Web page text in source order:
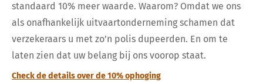
standaard 10% meer waarde. Waarom? Omdat we ons
als onafhankelijk uitvaartonderneming schamen dat
verzekeraars u met zo’n polis dupeerden. En om te
laten zien dat uw belang bij ons voorop staat.
Check de details over de 10% ophoging